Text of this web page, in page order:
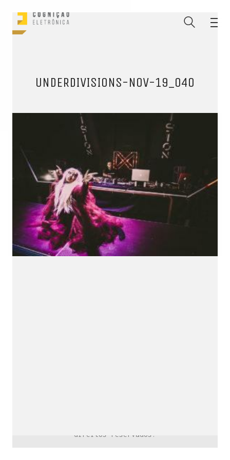
UNDERDIVISIONS-NOV-19_040
ENTRE PARA O NOSSOMEMBERS CLUB
E receba códigos promocionais para festas, free
downloads e mais.
É grátis.
direitos reservados.